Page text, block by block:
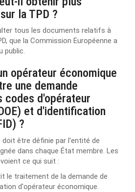
la TPD ?
tous les documents relatifs à
que la Commission Européenne a
public.
opérateur économique
une demande
codes d'opérateur
et d'identification
?
doit être définie par l'entité de
dans chaque État membre. Les
ce qui suit :
le traitement de la demande de
d'opérateur économique.